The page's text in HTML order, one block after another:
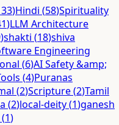
)Hindi (58)Spirituality
)LLM Architecture
)shakti (18)shiva
Engineering
(6)AI Safety &amp;
(4)Puranas
(2)Scripture(2)Tamil
(2)local-deity(1)ganesh
(1)